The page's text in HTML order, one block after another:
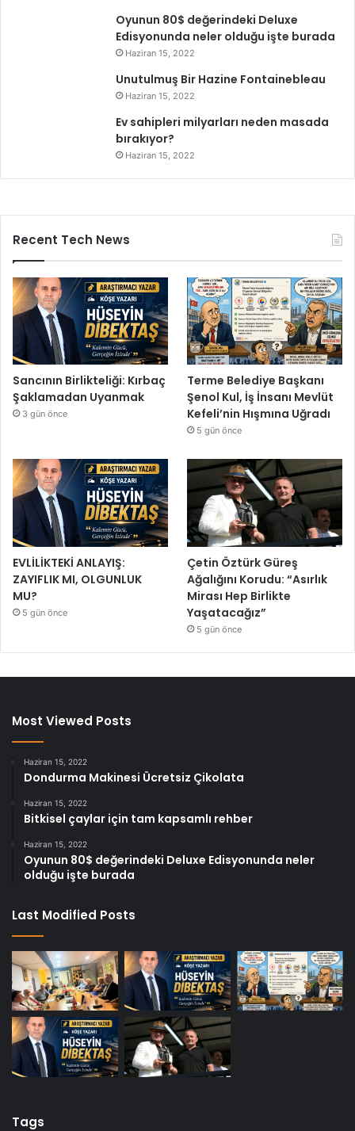
Oyunun 80$ değerindeki Deluxe
Edisyonunda neler olduğu işte burada
Haziran 15, 2022
Unutulmuş Bir Hazine Fontainebleau
Haziran 15, 2022
Ev sahipleri milyarları neden masada
bırakıyor?
Haziran 15, 2022
Recent Tech News
Sancının Birlikteliği: Kırbaç
Şaklamadan Uyanmak
3 gün önce
Terme Belediye Başkanı
Şenol Kul, İş İnsanı Mevlüt
Kefeli’nin Hışmına Uğradı
5 gün önce
EVLİLİKTEKİ ANLAYIŞ:
ZAYIFLIK MI, OLGUNLUK
MU?
5 gün önce
Çetin Öztürk Güreş
Ağalığını Korudu: “Asırlık
Mirası Hep Birlikte
Yaşatacağız”
5 gün önce
Most Viewed Posts
Haziran 15, 2022
Dondurma Makinesi Ücretsiz Çikolata
Haziran 15, 2022
Bitkisel çaylar için tam kapsamlı rehber
Haziran 15, 2022
Oyunun 80$ değerindeki Deluxe Edisyonunda neler
olduğu işte burada
Last Modified Posts
Tags